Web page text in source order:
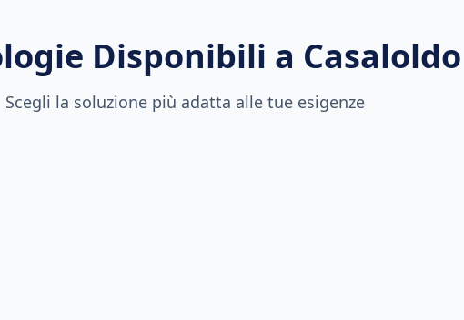
Disponibili a Casaloldo
Scegli la soluzione più adatta alle tue esigenze